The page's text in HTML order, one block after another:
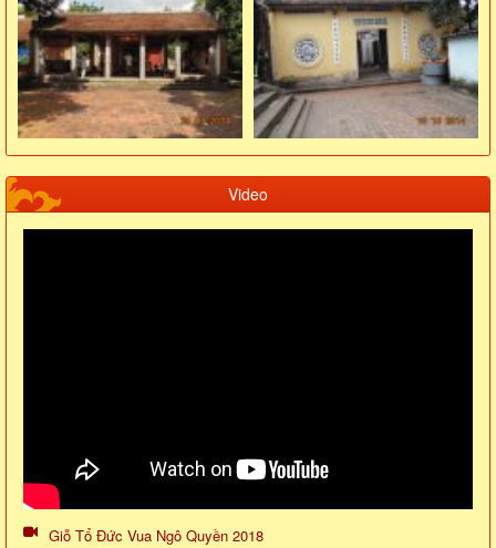
Video
Giỗ Tổ Đức Vua Ngô Quyền 2018